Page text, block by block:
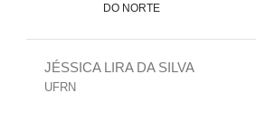
DO NORTE
JÉSSICA LIRA DA SILVA
UFRN